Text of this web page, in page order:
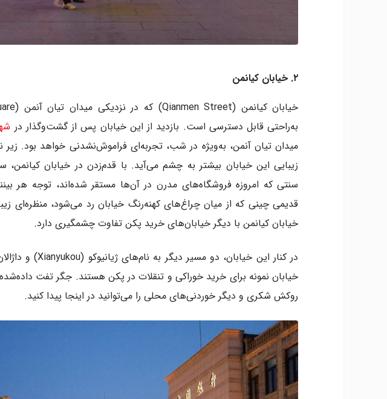
۲. خیابان کیانمن
به‌راحتی قابل دسترسی است. بازدید از این خیابان پس از گشت‌وگذار در
میدان تیان آنمن، به‌ویژه در شب، تجربه‌ای فراموش‌نشدنی خواهد بود. زیر
زیبایی این خیابان بیشتر به چشم می‌آید. با قدم‌زدن در خیابان
سنتی که امروزه فروشگاه‌های مدرن در آن‌ها مستقر شده‌اند، توجه هر
قدیمی چینی که از میان چراغ‌های کهنه‌رنگ خیابان رد می‌شود، منظره‌ای
خیابان کیانمن با دیگر خیابان‌های خرید پکن تفاوت چشمگیری دارد.
خیابان نمونه برای خرید خوراکی و تنقلات در پکن هستند. جگر تفت
روکش شکری و دیگر خوردنی‌های محلی را می‌توانید در اینجا پیدا کنید.